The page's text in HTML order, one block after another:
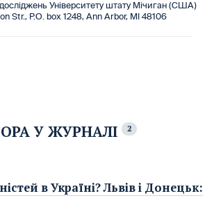
досліджень Університету штату Мічиган (США)
Str., P.O. box 1248, Ann Arbor, MI 48106
У ЖУРНАЛІ 2
в Україні? Львів і Донецьк: